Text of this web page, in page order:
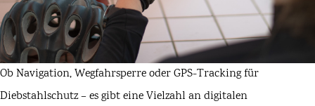
Ob Navigation, Wegfahrsperre oder GPS-Tracking für
Diebstahlschutz – es gibt eine Vielzahl an digitalen